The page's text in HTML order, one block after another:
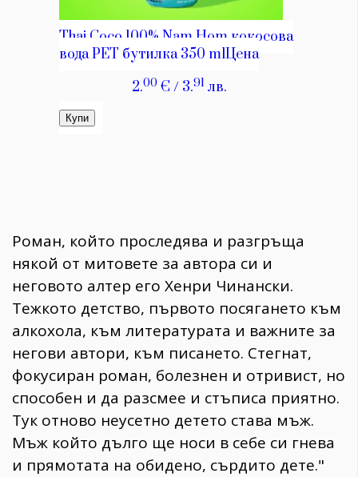
Роман, който проследява и разгръща
някой от митовете за автора си и
неговото алтер его Хенри Чинански.
Тежкото детство, първото посягането към
алкохола, към литературата и важните за
негови автори, към писането. Стегнат,
фокусиран роман, болезнен и отривист, но
способен и да разсмее и стъписа приятно.
Тук отново неусетно детето става мъж.
Мъж който дълго ще носи в себе си гнева
и прямотата на обидено, сърдито дете."